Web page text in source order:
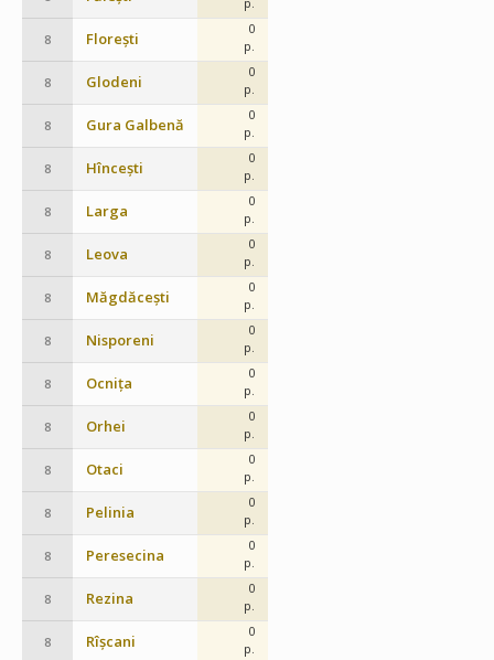
8 Florești
0
p.
8 Glodeni
0
p.
8 Gura Galbenă
0
p.
8 Hîncești
0
p.
8 Larga
0
p.
8 Leova
0
p.
8 Măgdăcești
0
p.
8 Nisporeni
0
p.
8 Ocnița
0
p.
8 Orhei
0
p.
8 Otaci
0
p.
8 Pelinia
0
p.
8 Peresecina
0
p.
8 Rezina
0
p.
8 Rîșcani
0
p.